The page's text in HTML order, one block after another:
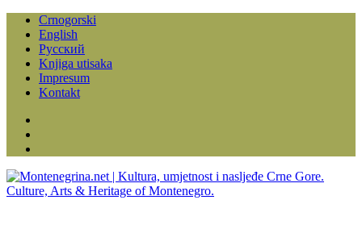
Crnogorski
English
Русский
Knjiga utisaka
Impresum
Kontakt